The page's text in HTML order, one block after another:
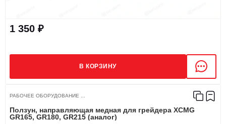
1 350 ₽
В КОРЗИНУ
РАБОЧЕЕ ОБОРУДОВАНИЕ ...
Ползун, направляющая медная для грейдера XCMG
GR165, GR180, GR215 (аналог)